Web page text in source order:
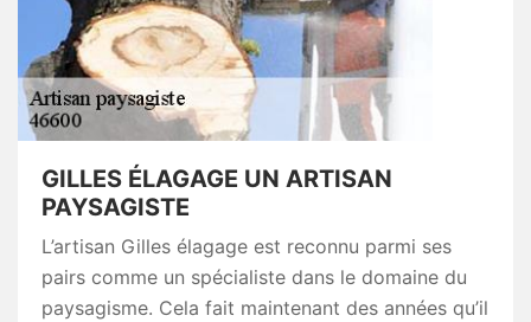
GILLES ÉLAGAGE UN ARTISAN
PAYSAGISTE
L’artisan Gilles élagage est reconnu parmi ses
pairs comme un spécialiste dans le domaine du
paysagisme. Cela fait maintenant des années qu’il